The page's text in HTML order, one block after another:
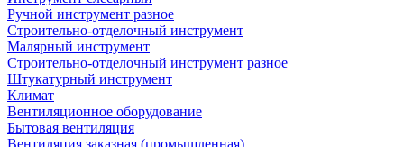
Ручной инструмент разное
Строительно-отделочный инструмент
Малярный инструмент
Строительно-отделочный инструмент разное
Штукатурный инструмент
Климат
Вентиляционное оборудование
Бытовая вентиляция
Вентиляция заказная (промышленная)